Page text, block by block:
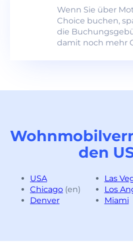
Wenn Sie über
Choice buchen,
die
damit noch mehr
den
USA
Chicago (en)
Denver
Las
Los
Miami